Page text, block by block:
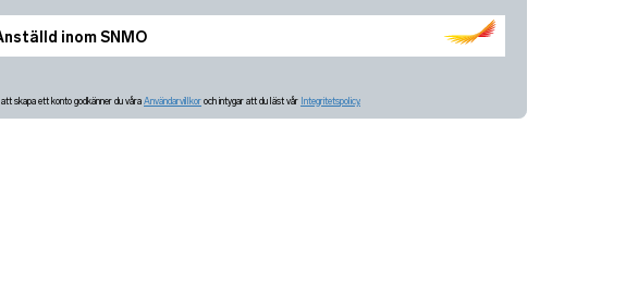
inom SNMO
skapa ett konto godkänner du våra Användarvillkor och intygar att du läst vår Integritetspolicy.